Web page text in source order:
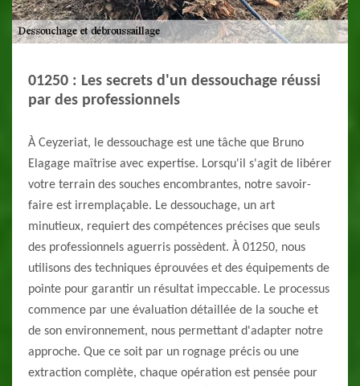
01250 : Les secrets d'un dessouchage réussi
par des professionnels
À Ceyzeriat, le dessouchage est une tâche que Bruno
Elagage maîtrise avec expertise. Lorsqu'il s'agit de libérer
votre terrain des souches encombrantes, notre savoir-
faire est irremplaçable. Le dessouchage, un art
minutieux, requiert des compétences précises que seuls
des professionnels aguerris possèdent. À 01250, nous
utilisons des techniques éprouvées et des équipements de
pointe pour garantir un résultat impeccable. Le processus
commence par une évaluation détaillée de la souche et
de son environnement, nous permettant d'adapter notre
approche. Que ce soit par un rognage précis ou une
extraction complète, chaque opération est pensée pour